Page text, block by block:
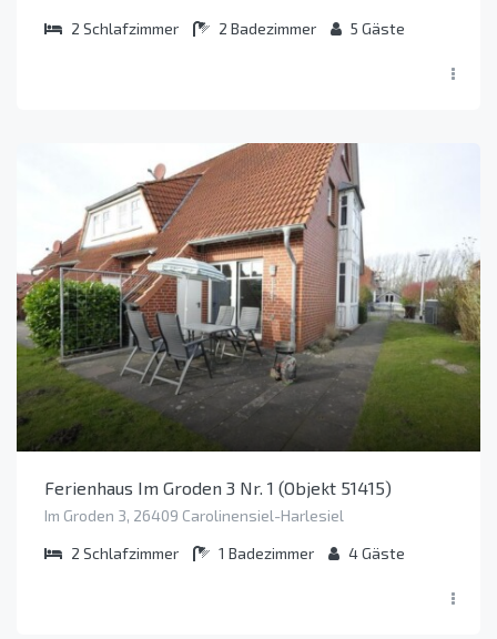
2 Schlafzimmer 2 Badezimmer 5 Gäste
Ferienhaus Im Groden 3 Nr. 1 (Objekt 51415)
Im Groden 3, 26409 Carolinensiel-Harlesiel
2 Schlafzimmer 1 Badezimmer 4Gäste